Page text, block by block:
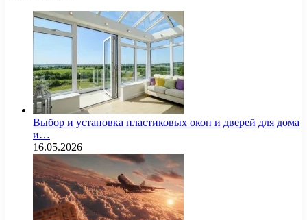
Выбор и установка пластиковых окон и дверей для дома
и…
16.05.2026